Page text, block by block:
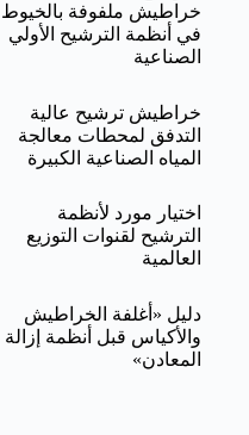
خراطيش ملفوفة بالخيوط
في أنظمة الترشيح الأولي
الصناعية
خراطيش ترشيح عالية
التدفق لمحطات معالجة
المياه الصناعية الكبيرة
اختيار مورد لأنظمة
الترشيح لقنوات التوزيع
العالمية
دليل «أغلفة الخراطيش
والأكياس قبل أنظمة إزالة
المعادن»